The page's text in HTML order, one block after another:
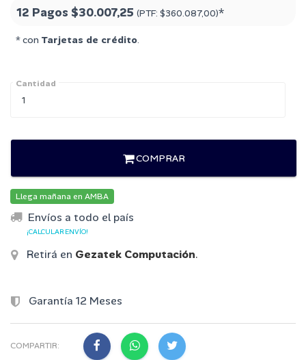
12 Pagos $30.007,25 (PTF: $360.087,00)*
* con Tarjetas de crédito.
Cantidad
COMPRAR
Llega mañana en AMBA
Envíos a todo el país
¡CALCULAR ENVÍO!
Retirá en Gezatek Computación.
Garantía 12 Meses
COMPARTIR: